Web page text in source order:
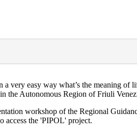
very easy way what’s the meaning of
the Autonomous Region of Friuli
workshop of the Regional
access the 'PIPOL' project.